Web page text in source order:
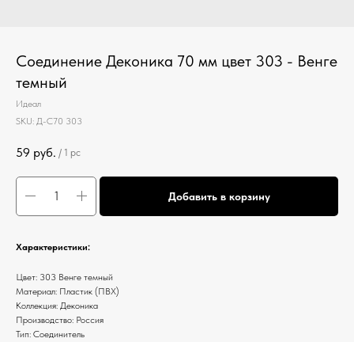
Соединение Деконика 70 мм цвет 303 - Венге
темный
Идеал
SKU: Д-С70 303
59 руб. / 1 pc
Добавить в корзину
Характеристики:
Цвет: 303 Венге темный
Материал: Пластик (ПВХ)
Коллекция: Деконика
Производство: Россия
Тип: Соединитель